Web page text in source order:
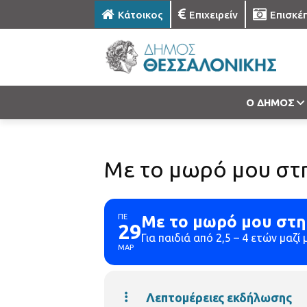
Κάτοικος Επιχειρείν
Ο ΔΗΜΟΣ
Με το μωρό μου
ΠΕ
29
ΜΑΡ
Με το μωρό μου στη
Για παιδιά από 2,5 – 4 ετών μαζί
Λεπτομέρειες εκδήλωσης